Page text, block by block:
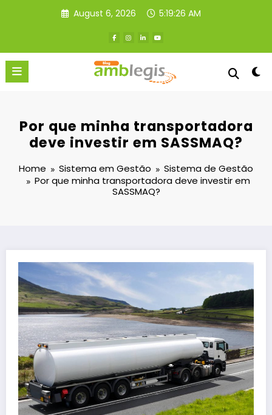
August 6, 2026 5:19:27 AM
Por que minha transportadora
deve investir em SASSMAQ?
Home Sistema em Gestão
Sistema de Gestão
Por que minha transportadora deve investir em
SASSMAQ?